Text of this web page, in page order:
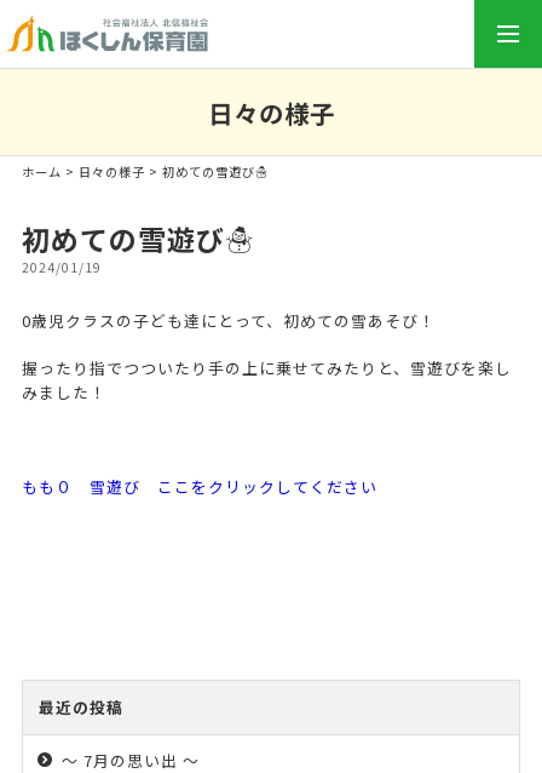
日々の様子
ホーム > 日々の様子 > 初めての雪遊び☃
初めての雪遊び☃
2024/01/19
0歳児クラスの子ども達にとって、初めての雪あそび！
握ったり指でつついたり手の上に乗せてみたりと、雪遊びを楽し
みました！
もも０ 雪遊び ここをクリックしてください
最近の投稿
～ 7月の思い出 ～